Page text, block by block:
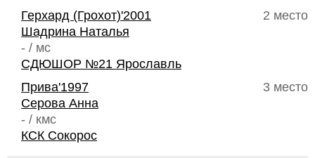
2 место
Герхард (Грохот)'2001
Шадрина Наталья
- / мс
СДЮШОР №21 Ярославль
3 место
Прива'1997
Серова Анна
- / кмс
КСК Сокорос